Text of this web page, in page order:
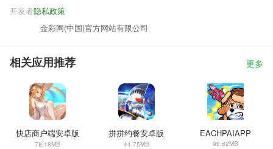
隐私政策
开发者
金彩网(中国)官方网站有限公司
相关应用推荐 更多
快店商户端安卓版
78.18MB
拼拼约餐安卓版
44.75MB
EACHPAIAPP
96.62MB